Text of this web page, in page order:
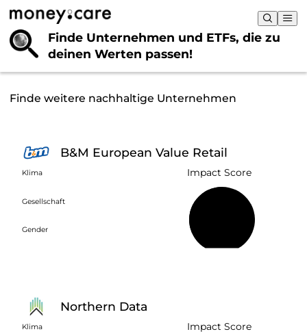
Finde Unternehmen und ETFs, die zu
deinen Werten passen!
Finde weitere nachhaltige Unternehmen
B&M European Value Retail
Klima
Gesellschaft
Gender
Impact Score
Northern Data
Klima Impact Score